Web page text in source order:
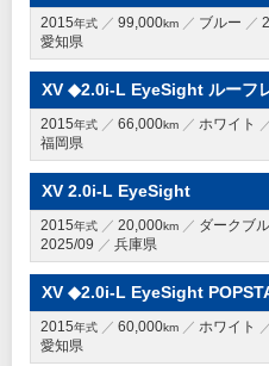
2015年式 99,000km ブルー
愛知県
XV ◆2.0i-L EyeSight ルーフ
2015年式 66,000km ホワイト
福岡県
XV 2.0i-L EyeSight
2015年式 20,000km
ダークブ
2025/09
兵庫県
XV ◆2.0i-L EyeSight
2015年式 60,000km ホワイト
愛知県